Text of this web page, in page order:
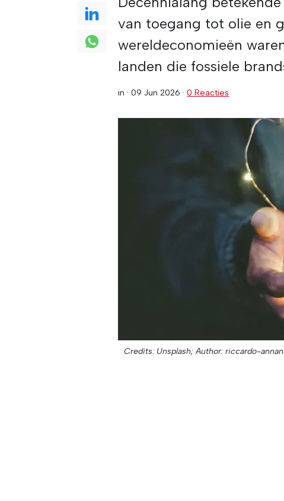
van toegang tot olie en
wereldeconomieën
landen die fossiele
in ·09 Jun 2026 ·0 Reacties
Credits: Unsplash; Author: riccardo-